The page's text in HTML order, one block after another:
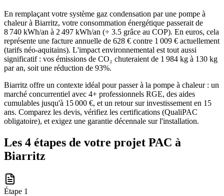
En remplaçant votre système gaz condensation par une pompe à
chaleur à Biarritz, votre consommation énergétique passerait de
8 740 kWh/an à 2 497 kWh/an (÷ 3.5 grâce au COP). En euros, cela
représente une facture annuelle de 628 € contre 1 009 € actuellement
(tarifs néo-aquitains). L'impact environnemental est tout aussi
significatif : vos émissions de CO₂ chuteraient de 1 984 kg à 130 kg
par an, soit une réduction de 93%.
Biarritz offre un contexte idéal pour passer à la pompe à chaleur : un
marché concurrentiel avec 4+ professionnels RGE, des aides
cumulables jusqu'à 15 000 €, et un retour sur investissement en 15
ans. Comparez les devis, vérifiez les certifications (QualiPAC
obligatoire), et exigez une garantie décennale sur l'installation.
Les 4 étapes de votre projet PAC à
Biarritz
Étape 1